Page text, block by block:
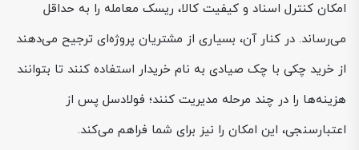
امکان کنترل اسناد و کیفیت کالا، ریسک معامله را به حداقل
می‌رساند. در کنار آن، بسیاری از مشتریان پروژه‌ای ترجیح می‌دهند
از خرید چکی با چک صیادی به نام خریدار استفاده کنند تا بتوانند
هزینه‌ها را در چند مرحله مدیریت کنند؛ فولادسل پس از
اعتبارسنجی، این امکان را نیز برای شما فراهم می‌کند.